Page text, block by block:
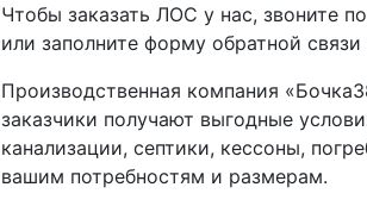
Чтобы заказать ЛОС у нас, звоните
или заполните форму обратной связи
Производственная компания
заказчики получают выгодные
канализации, септики, кессоны,
вашим потребностям и размерам.